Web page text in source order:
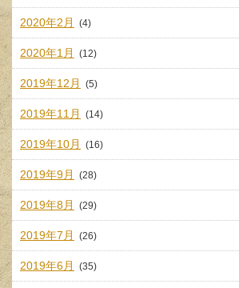
2020年2月 (4)
2020年1月 (12)
2019年12月 (5)
2019年11月 (14)
2019年10月 (16)
2019年9月 (28)
2019年8月 (29)
2019年7月 (26)
2019年6月 (35)